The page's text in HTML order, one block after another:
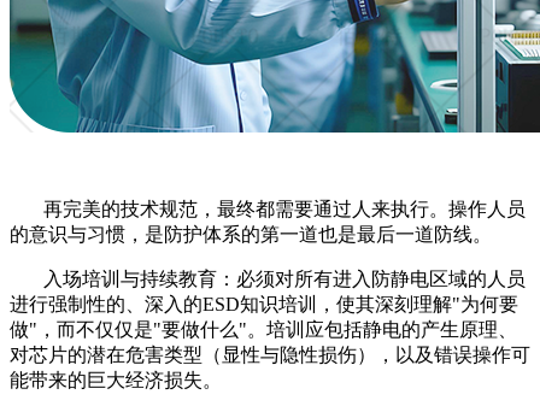
再完美的技术规范，最终都需要通过人来执行。操作人员
的意识与习惯，是防护体系的第一道也是最后一道防线。
入场培训与持续教育：必须对所有进入防静电区域的人员
进行强制性的、深入的ESD知识培训，使其深刻理解"为何要
做"，而不仅仅是"要做什么"。培训应包括静电的产生原理、
对芯片的潜在危害类型（显性与隐性损伤），以及错误操作可
能带来的巨大经济损失。